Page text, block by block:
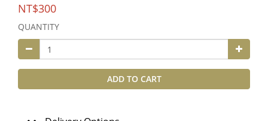
NT$300
QUANTITY
ADD TO CART